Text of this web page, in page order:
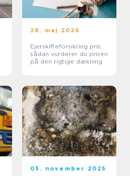
28. maj 2026
Ejerskifteforsikring pris:
sådan vurderer du prisen
på den rigtige dækning
05. november 2025